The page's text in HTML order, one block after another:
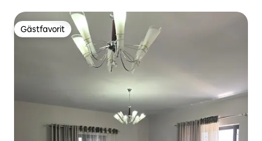
Gästfavorit
Gästfavorit